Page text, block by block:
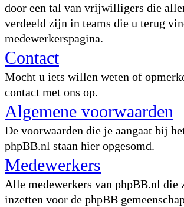
door een tal van vrijwilligers die
verdeeld zijn in teams die u terug
medewerkerspagina.
Contact
Mocht u iets willen weten of
contact met ons op.
Algemene voorwaarden
De voorwaarden die je aangaat bij
phpBB.nl staan hier opgesomd.
Medewerkers
Alle medewerkers van phpBB.nl die
inzetten voor de phpBB